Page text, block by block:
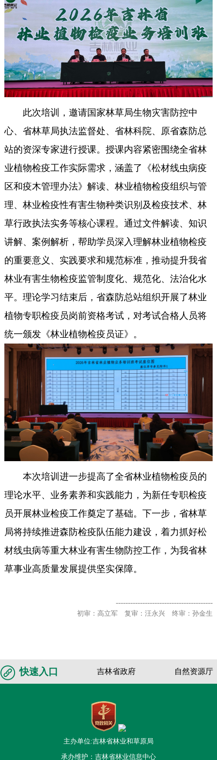
此次培训，邀请国家林草局生物灾害防控中
心、省林草局执法监督处、省林科院、原省森防总
站的资深专家进行授课。授课内容紧密围绕全省林
业植物检疫工作实际需求，涵盖了《松材线虫病疫
区和疫木管理办法》解读、林业植物检疫组织与管
理、林业检疫性有害生物种类识别及检疫技术、林
草行政执法实务等核心课程。通过文件解读、知识
讲解、案例解析，帮助学员深入理解林业植物检疫
的重要意义、实践要求和规范标准，推动提升我省
林业有害生物检疫监管制度化、规范化、法治化水
平。理论学习结束后，省森防总站组织开展了林业
植物专职检疫员岗前资格考试，对考试合格人员将
统一颁发《林业植物检疫员证》。
本次培训进一步提高了全省林业植物检疫员的
理论水平、业务素养和实践能力，为新任专职检疫
员开展林业检疫工作奠定了基础。下一步，省林草
局将持续推进森防检疫队伍能力建设，着力抓好松
材线虫病等重大林业有害生物防控工作，为我省林
草事业高质量发展提供坚实保障。
----------------------------------------
初审：高立军 复审：汪永兴 终审：孙金生
快速入口 吉林省政府 自然资源厅
主办单位:吉林省林业和草原局
承办维护：吉林省林业信息中心